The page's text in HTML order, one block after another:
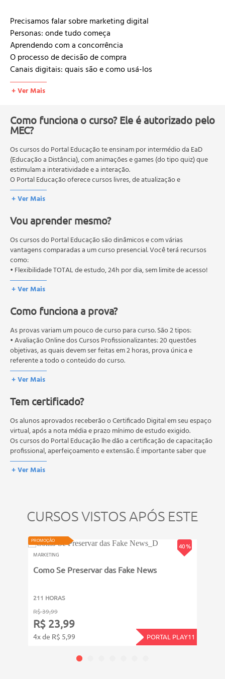
Precisamos falar sobre marketing digital
Personas: onde tudo começa
Aprendendo com a concorrência
O processo de decisão de compra
Canais digitais: quais são e como usá-los
Culturo de conteúdo dentro da empresa
Resultados: ajustes em tempo real
+ Ver Mais
Como funciona o curso? Ele é autorizado pelo
MEC?
Os cursos do Portal Educação te ensinam por intermédio da EaD
(Educação a Distância), com animações e games (do tipo quiz) que
estimulam a interatividade e a interação.
O Portal Educação oferece cursos livres, de atualização e
qualificação profissional. São destinados a proporcionar ao
profissional conhecimentos que permitam o desenvolvimento de
O MEC (Ministério da Educação), trata da política nacional de
educação em geral, mas autoriza apenas cursos de graduação e
pós-graduação. Os cursos técnicos e profissionalizantes são
autorizados pelas Secretarias Estaduais de Educação.
+ Ver Mais
Vou aprender mesmo?
Os cursos do Portal Educação são dinâmicos e com várias
vantagens comparadas a um curso presencial. Você terá recursos
como:
• Flexibilidade TOTAL de estudo, 24h por dia, sem limite de acesso!
+ Ver Mais
Como funciona a prova?
As provas variam um pouco de curso para curso. São 2 tipos:
• Avaliação Online dos Cursos Profissionalizantes: 20 questões
objetivas, as quais devem ser feitas em 2 horas, prova única e
referente a todo o conteúdo do curso.
• Avaliação Online dos Cursos Livres: 10 questões objetivas, as quais
devem ser feitas em 1 hora, prova única e referente a todo o
Os estudos, atividades e avaliações devem ser feitos dentro do
A média final deve ser igual ou superior a 60%para a conclusão e
recebimento do certificado digital do curso. Em caso de reprovação,
o aluno poderá realizar novamente a prova dentro do período do
curso quantas vezes desejar. Os cursos gratuitos não possuem nova
prova, atividades reflexivas e descritivas.
+ Ver Mais
Tem certificado?
Os alunos aprovados receberão o Certificado Digital em seu espaço
virtual, após a nota média e prazo mínimo de estudo exigido.
Os cursos do Portal Educação lhe dão a certificação de capacitação
profissional, aperfeiçoamento e extensão. É importante saber que
esses títulos não se equivalem às certificações de cursos técnicos ou
de formação escolar, e não dão o direito de assumir
+ Ver Mais
CURSOS VISTOS APÓS ESTE
40 %
ATUALIZADO
PROMOÇÃO
MARKETING
Como Se Preservar das Fake News
211 HORAS
R$ 39,99
R$ 23,99
4x de R$ 5,99 PORTAL PLAY11